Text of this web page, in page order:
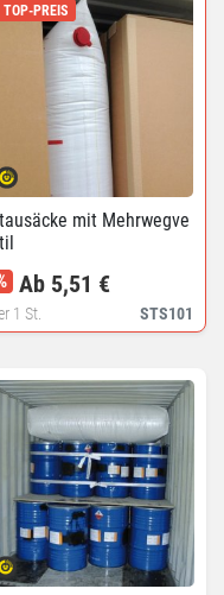
TOP-PREIS
mit Mehrwegve
STS101
Ab 5,51 €
1 St.